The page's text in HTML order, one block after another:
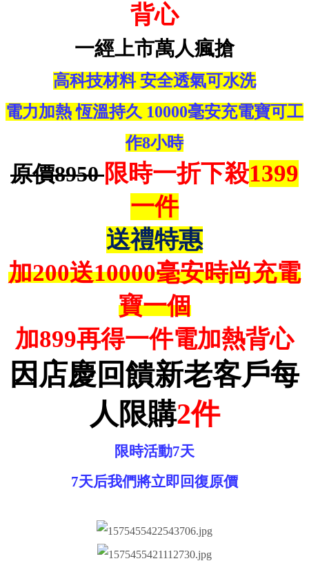
背心
一經上市萬人瘋搶
高科技材料 安全透氣可水洗
電力加熱 恆溫持久 10000毫安充電寶可工
作8小時
原價8950限時一折下殺1399
一件
送禮特惠
加200送10000毫安時尚充電
寶一個
加899再得一件電加熱背心
因店慶回饋新老客戶每
人限購2件
限時活動7天
7天后我們將立即回復原價